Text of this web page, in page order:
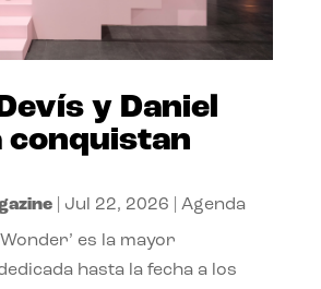
y Daniel
conquistan
| Jul 22, 2026 Agenda
es la mayor
hasta la fecha a los